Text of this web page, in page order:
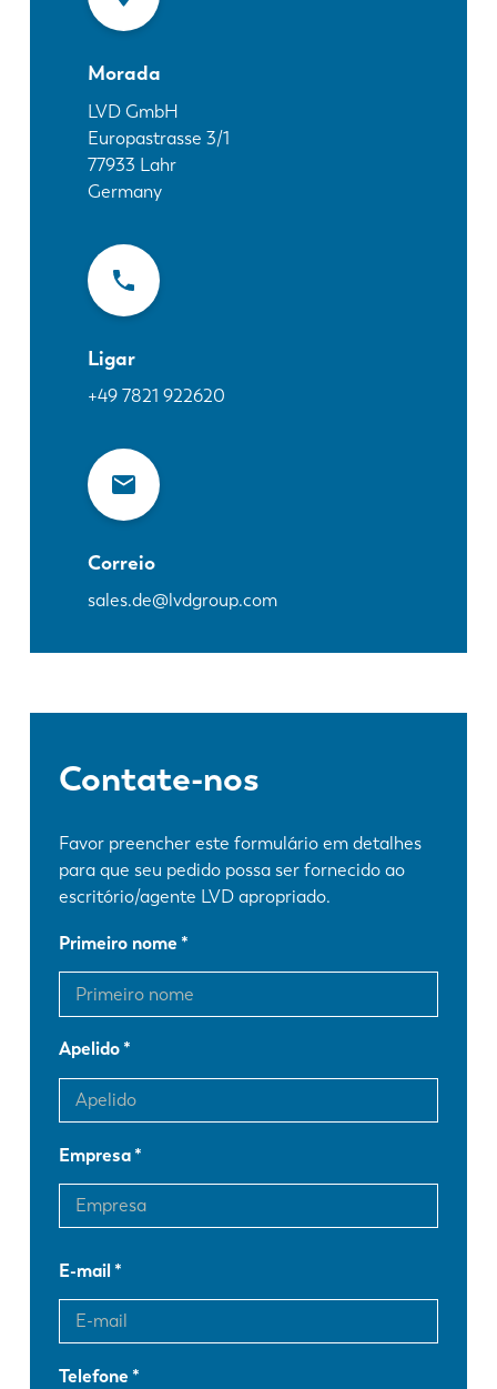
Morada
LVD GmbH
Europastrasse 3/1
77933 Lahr
Germany
Ligar
+49 7821 922620
Correio
sales.de@lvdgroup.com
Contate-nos
Favor preencher este formulário em detalhes
para que seu pedido possa ser fornecido ao
escritório/agente LVD apropriado.
Primeiro nome
Apelido
Empresa
E-mail
Telefone
Descubra a LVD
Experiências dos clientes
Eventos
Centro de Recursos
Indústrias & soluções
Contacte-nos